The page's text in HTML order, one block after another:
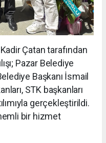
Çatan tarafından
Pazar Belediye
Başkanı İsmail
STK başkanları
gerçekleştirildi.
bir hizmet